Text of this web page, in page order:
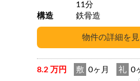
11分
構造
鉄骨造
8.2 万円 敷 0ヶ月 礼 0